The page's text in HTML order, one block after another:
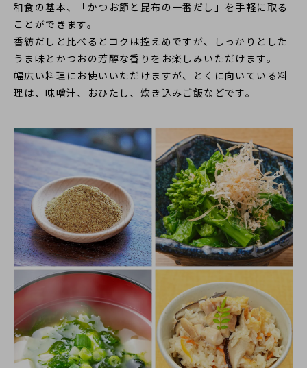
和食の基本、「かつお節と昆布の一番だし」を手軽に取る
ことができます。
香紡だしと比べるとコクは控えめですが、しっかりとした
うま味とかつおの芳醇な香りをお楽しみいただけます。
幅広い料理にお使いいただけますが、とくに向いている料
理は、味噌汁、おひたし、炊き込みご飯などです。